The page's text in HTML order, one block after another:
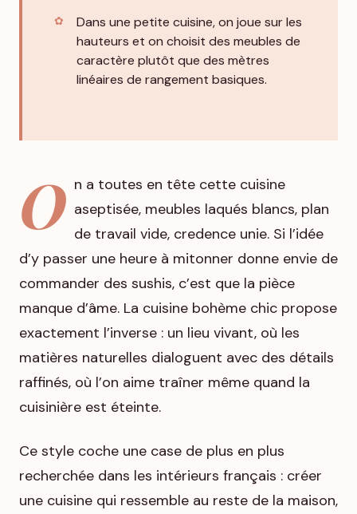
Dans une petite cuisine, on joue sur les
hauteurs et on choisit des meubles de
caractère plutôt que des mètres
linéaires de rangement basiques.
O n a toutes en tête cette cuisine
aseptisée, meubles laqués blancs, plan
de travail vide, credence unie. Si l’idée
d’y passer une heure à mitonner donne envie de
commander des sushis, c’est que la pièce
manque d’âme. La cuisine bohème chic propose
exactement l’inverse : un lieu vivant, où les
matières naturelles dialoguent avec des détails
raffinés, où l’on aime traîner même quand la
cuisinière est éteinte.
Ce style coche une case de plus en plus
recherchée dans les intérieurs français : créer
une cuisine qui ressemble au reste de la maison,